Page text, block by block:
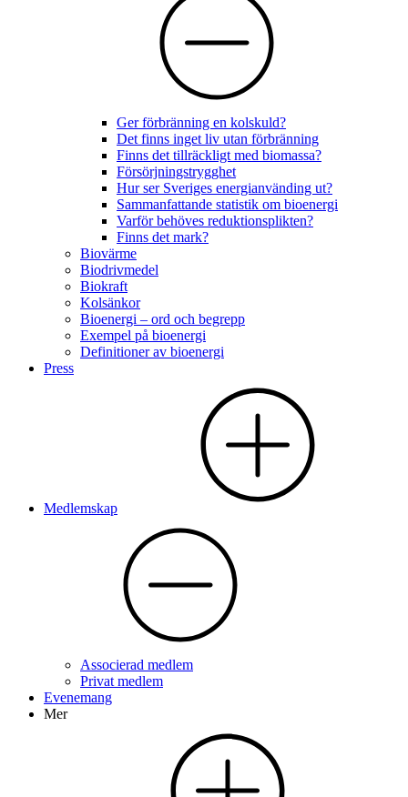
Ger förbränning en kolskuld?
Det finns inget liv utan förbränning
Finns det tillräckligt med biomassa?
Försörjningstrygghet
Hur ser Sveriges energianvänding ut?
Sammanfattande statistik om bioenergi
Varför behöves reduktionsplikten?
Finns det mark?
Biovärme
Biodrivmedel
Biokraft
Kolsänkor
Bioenergi – ord och begrepp
Exempel på bioenergi
Definitioner av bioenergi
Press
Medlemskap
Associerad medlem
Privat medlem
Evenemang
Mer